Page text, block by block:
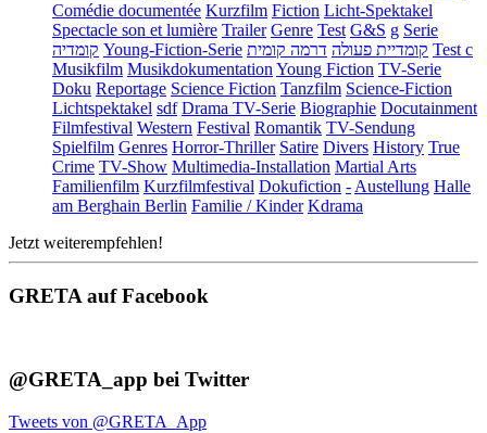
Comédie documentée Kurzfilm Fiction Licht-Spektakel
Spectacle son et lumière Trailer Genre Test G&S g Serie
קומדיה Young-Fiction-Serie קומדיית פעולה דרמה קומית
Test c
Musikfilm Musikdokumentation Young Fiction TV-Serie
Doku Reportage Science Fiction Tanzfilm Science-Fiction
Lichtspektakel sdf Drama TV-Serie Biographie Docutainment
Filmfestival Western Festival Romantik TV-Sendung
Spielfilm Genres Horror-Thriller Satire Divers History True
Crime TV-Show Multimedia-Installation Martial Arts
Familienfilm Kurzfilmfestival Dokufiction - Austellung Halle
am Berghain Berlin Familie / Kinder Kdrama
Jetzt weiterempfehlen!
GRETA auf Facebook
@GRETA_app bei Twitter
Tweets von @GRETA_App